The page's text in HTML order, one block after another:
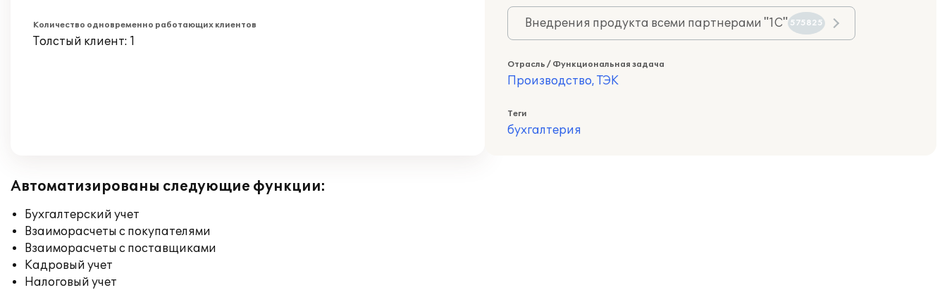
Количество одновременно работающих клиентов
Толстый клиент: 1
Внедрения продукта всеми партнерами "1С" 575825
Отрасль / Функциональная задача
Производство, ТЭК
Теги
бухгалтерия
Автоматизированы следующие функции:
Бухгалтерский учет
Взаиморасчеты с покупателями
Взаиморасчеты с поставщиками
Кадровый учет
Налоговый учет